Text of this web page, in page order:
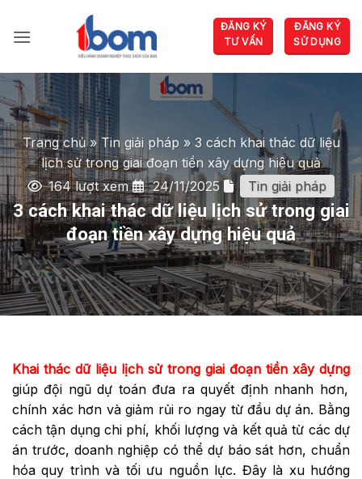
qua
dung
ĐĂNG KÝ
TƯ VẤN
ĐĂNG KÝ
SỬ DỤNG
Trang chủ»Tin giải pháp » 3 cách khai thác dữ liệu
lịch sử trong giai đoạn tiền xây dựng hiệu quả
164 lượt xem
24/11/2025 Tin giải pháp
3 cách khai thác dữ liệu lịch sử trong giai
đoạn tiền xây dựng hiệu quả
Khai thác dữ liệu lịch sử trong giai đoạn tiền xây dựng
giúp đội ngũ dự toán đưa ra quyết định nhanh hơn,
chính xác hơn và giảm rủi ro ngay từ đầu dự án. Bằng
cách tận dụng chi phí, khối lượng và kết quả từ các dự
án trước, doanh nghiệp có thể dự báo sát hơn, chuẩn
hóa quy trình và tối ưu nguồn lực. Đây là xu hướng